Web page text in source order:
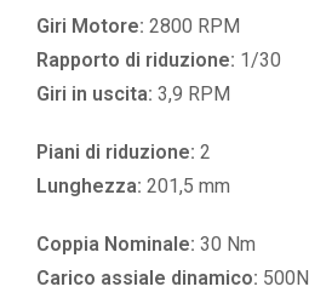
Giri Motore: 2800 RPM
Rapporto di riduzione: 1/30
Giri in uscita: 3,9 RPM
Piani di riduzione: 2
Lunghezza: 201,5 mm
Coppia Nominale: 30 Nm
Carico assiale dinamico: 500N